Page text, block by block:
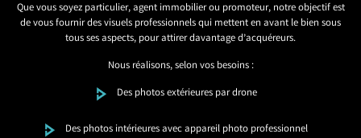
Que vous soyez particulier, agent immobilier ou promoteur, notre objectif est
de vous fournir des visuels professionnels qui mettent en avant le bien sous
tous ses aspects, pour attirer davantage d’acquéreurs.
Nous réalisons, selon vos besoins :
Des photos extérieures par drone
Des photos intérieures avec appareil photo professionnel